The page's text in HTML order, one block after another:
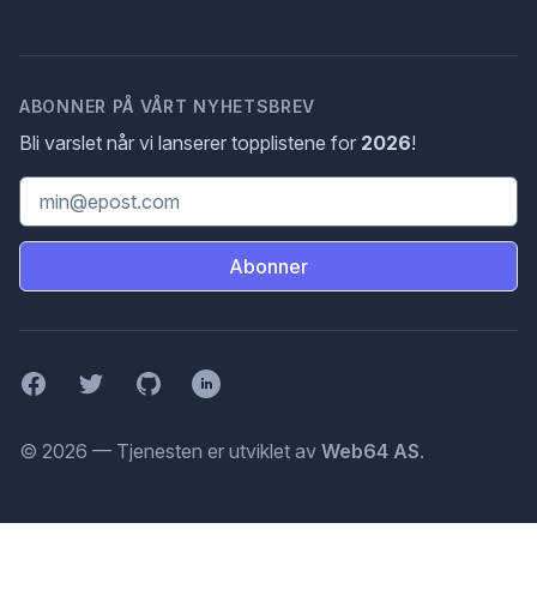
ABONNER PÅ VÅRT NYHETSBREV
Bli varslet når vi lanserer topplistene for 2026!
Email address
Abonner
FacebookTwitter GitHubLinkedIn
© 2026 — Tjenesten er utviklet av Web64 AS.